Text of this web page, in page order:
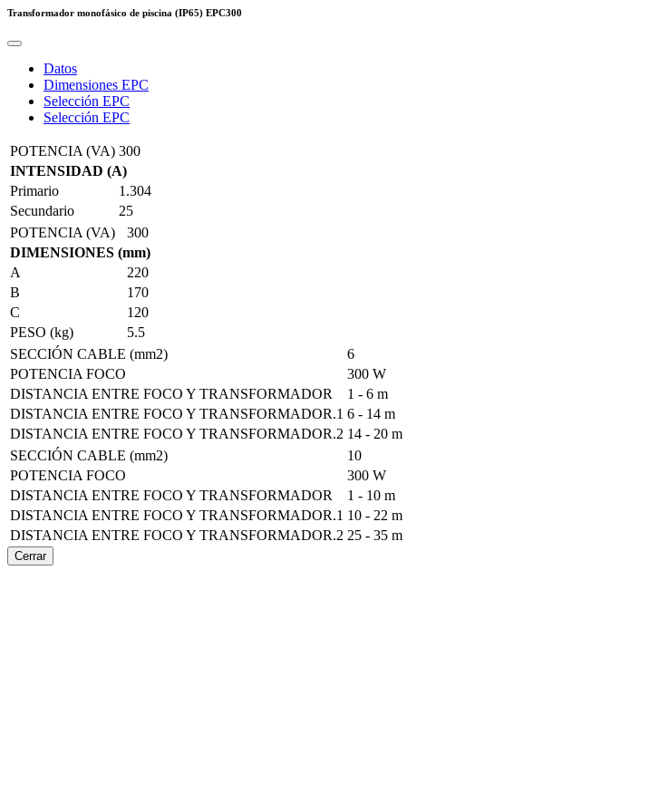
Transformador monofásico de piscina (IP65) EPC300
Datos
Dimensiones EPC
Selección EPC
Selección EPC
POTENCIA (VA) 300
INTENSIDAD (A)
Primario
1.304
Secundario
25
POTENCIA (VA)
300
DIMENSIONES (mm)
A
220
B
170
C
120
PESO (kg)
5.5
SECCIÓN CABLE (mm2)
6
POTENCIA FOCO
300 W
DISTANCIA ENTRE FOCO Y TRANSFORMADOR
1 - 6 m
DISTANCIA ENTRE FOCO Y TRANSFORMADOR.1 6 - 14 m
DISTANCIA ENTRE FOCO Y TRANSFORMADOR.2 14 - 20 m
SECCIÓN CABLE (mm2)
10
POTENCIA FOCO
300 W
DISTANCIA ENTRE FOCO Y TRANSFORMADOR
1 - 10 m
DISTANCIA ENTRE FOCO Y TRANSFORMADOR.1 10 - 22 m
DISTANCIA ENTRE FOCO Y TRANSFORMADOR.2 25 - 35 m
Cerrar